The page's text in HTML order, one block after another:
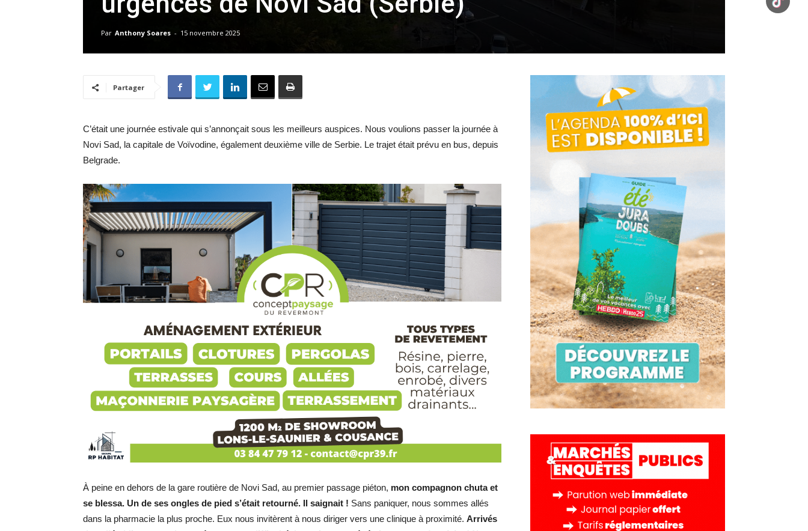
Hebdo39
Par Anthony Soares - 15 novembre 2025
Partager
C’était une journée estivale qui s’annonçait sous les meilleurs auspices. Nous voulions passer la journée à
Novi Sad, la capitale de Voïvodine, également deuxième ville de Serbie. Le trajet était prévu en bus, depuis
Belgrade.
À peine en dehors de la gare routière de Novi Sad, au premier passage piéton, mon compagnon chuta et
se blessa. Un de ses ongles de pied s’était retourné. Il saignait ! Sans paniquer, nous sommes allés
dans la pharmacie la plus proche. Eux nous invitèrent à nous diriger vers une clinique à proximité. Arrivés